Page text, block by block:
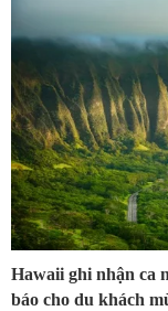
Hawaii ghi nhận ca
báo cho du khách